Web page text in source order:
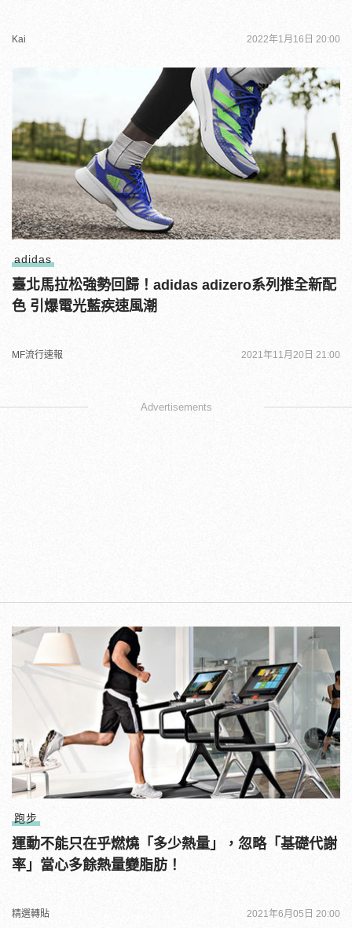
Kai 2022年1月16日 20:00
adidas
臺北馬拉松強勢回歸！adidas adizero系列推全新配
色 引爆電光藍疾速風潮
MF流行速報 2021年11月20日 21:00
Advertisements
跑步
運動不能只在乎燃燒「多少熱量」，忽略「基礎代謝
率」當心多餘熱量變脂肪！
精選轉貼 2021年6月05日 20:00